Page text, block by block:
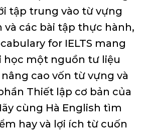
tập trung vào từ vựng
và các bài tập thực hành,
for IELTS mang
học một nguồn tư liệu
cao vốn từ vựng và
Thiết lập cơ bản của
cùng Hà English tìm
hay và lợi ích từ cuốn